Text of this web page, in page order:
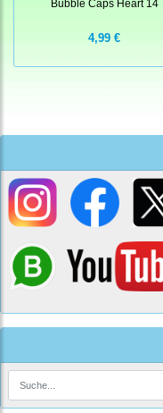
Bubble Caps Heart 14
4,99 €